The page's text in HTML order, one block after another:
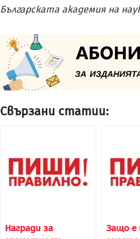
Българската академия на
Свързани статии:
Награди за
Защо е